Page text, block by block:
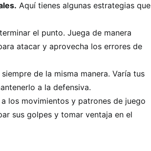
Aquí tienes algunas estrategias que
el punto. Juega de manera
atacar y aprovecha los errores de
de la misma manera. Varía tus
a la defensiva.
los movimientos y patrones de juego
sus golpes y tomar ventaja en el